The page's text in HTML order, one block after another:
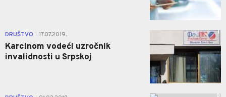
DRUŠTVO 17.07.2019.
Karcinom vodeći uzročnik
invalidnosti u Srpskoj
1
0